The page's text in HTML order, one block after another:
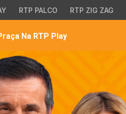
RTP PALCO RTP ZIG ZAG
Na RTP Play
site